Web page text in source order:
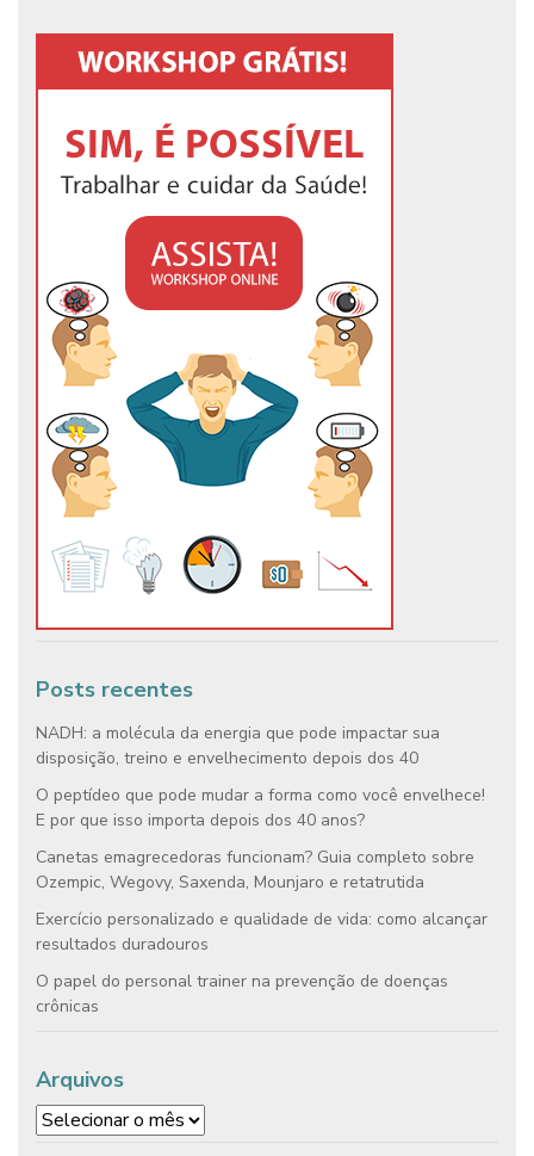
Posts recentes
NADH: a molécula da energia que pode impactar sua
disposição, treino e envelhecimento depois dos 40
O peptídeo que pode mudar a forma como você envelhece!
E por que isso importa depois dos 40 anos?
Canetas emagrecedoras funcionam? Guia completo sobre
Ozempic, Wegovy, Saxenda, Mounjaro e retatrutida
Exercício personalizado e qualidade de vida: como alcançar
resultados duradouros
O papel do personal trainer na prevenção de doenças
crônicas
Arquivos
Arquivos